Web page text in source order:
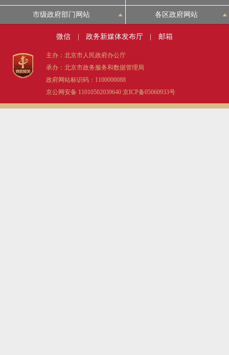
市级政府部门网站 各区政府网站
微信 政务新媒体发布厅 邮箱
主办：北京市人民政府办公厅
承办：北京市政务服务和数据管理局
政府网站标识码：1100000088
京公网安备 11010502039640 京ICP备05060933号